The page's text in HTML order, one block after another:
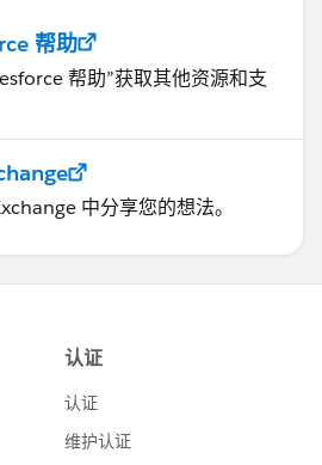
帮助
帮助”获取其他资源和支
中分享您的想法。